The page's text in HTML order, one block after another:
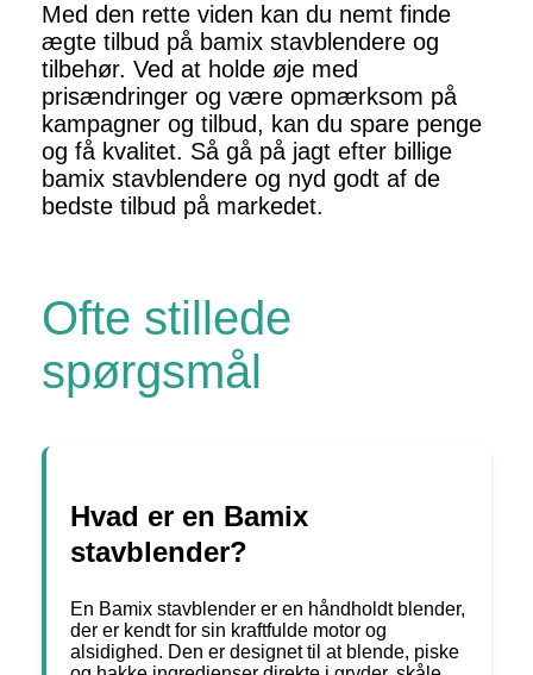
Med den rette viden kan du nemt finde
ægte tilbud på bamix stavblendere og
tilbehør. Ved at holde øje med
prisændringer og være opmærksom på
kampagner og tilbud, kan du spare penge
og få kvalitet. Så gå på jagt efter billige
bamix stavblendere og nyd godt af de
bedste tilbud på markedet.
Ofte stillede
spørgsmål
Hvad er en Bamix
stavblender?
En Bamix stavblender er en håndholdt blender,
der er kendt for sin kraftfulde motor og
alsidighed. Den er designet til at blende, piske